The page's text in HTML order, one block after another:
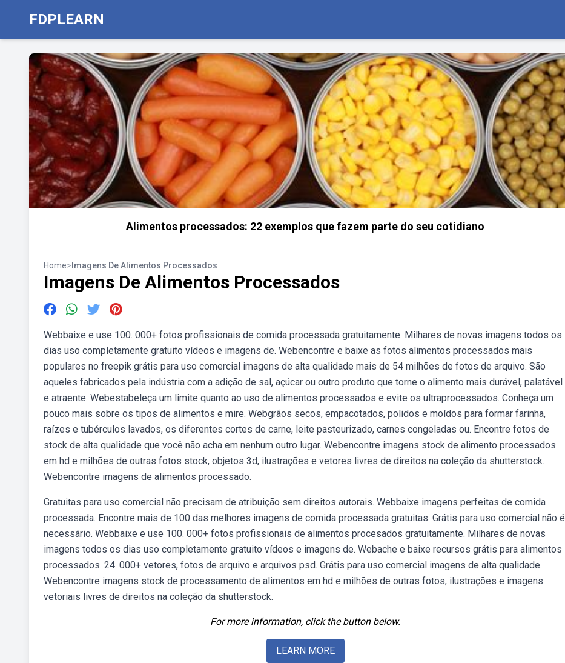
FDPLEARN
Alimentos processados: 22 exemplos que fazem parte do seu cotidiano
Home> Imagens De Alimentos Processados
Imagens De Alimentos Processados
Webbaixe e use 100. 000+ fotos profissionais de comida processada gratuitamente. Milhares de novas imagens todos os
dias uso completamente gratuito vídeos e imagens de. Webencontre e baixe as fotos alimentos processados mais
populares no freepik grátis para uso comercial imagens de alta qualidade mais de 54 milhões de fotos de arquivo. São
aqueles fabricados pela indústria com a adição de sal, açúcar ou outro produto que torne o alimento mais durável, palatável
e atraente. Webestabeleça um limite quanto ao uso de alimentos processados e evite os ultraprocessados. Conheça um
pouco mais sobre os tipos de alimentos e mire. Webgrãos secos, empacotados, polidos e moídos para formar farinha,
raízes e tubérculos lavados, os diferentes cortes de carne, leite pasteurizado, carnes congeladas ou. Encontre fotos de
stock de alta qualidade que você não acha em nenhum outro lugar. Webencontre imagens stock de alimento processados
em hd e milhões de outras fotos stock, objetos 3d, ilustrações e vetores livres de direitos na coleção da shutterstock.
Webencontre imagens de alimentos processado.
Gratuitas para uso comercial não precisam de atribuição sem direitos autorais. Webbaixe imagens perfeitas de comida
processada. Encontre mais de 100 das melhores imagens de comida processada gratuitas. Grátis para uso comercial não é
necessário. Webbaixe e use 100. 000+ fotos profissionais de alimentos procesados gratuitamente. Milhares de novas
imagens todos os dias uso completamente gratuito vídeos e imagens de. Webache e baixe recursos grátis para alimentos
processados. 24. 000+ vetores, fotos de arquivo e arquivos psd. Grátis para uso comercial imagens de alta qualidade.
Webencontre imagens stock de processamento de alimentos em hd e milhões de outras fotos, ilustrações e imagens
vetoriais livres de direitos na coleção da shutterstock.
For more information, click the button below.
LEARN MORE